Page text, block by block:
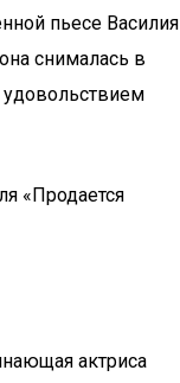
пьесе Василия
снималась в
удовольствием
«Продается
актриса